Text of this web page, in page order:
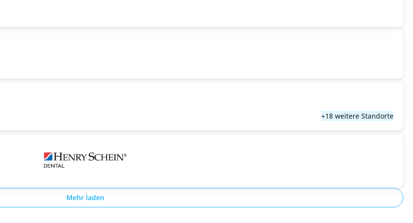
+18 weitere Standorte
Mehr laden